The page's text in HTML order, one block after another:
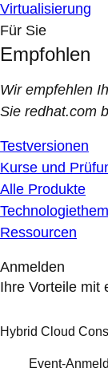
Virtualisierung
Für Sie
Empfohlen
Wir empfehlen
Sie redhat.com
Testversionen
Kurse und
Alle Produkte
Ressourcen
Anmelden
Ihre Vorteile mit
Hybrid Cloud
Event-